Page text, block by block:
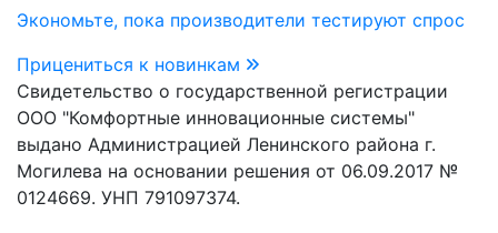
Экономьте, пока производители тестируют спрос
Прицениться к новинкам
Свидетельство о государственной регистрации
ООО "Комфортные инновационные системы"
выдано Администрацией Ленинского района г.
Могилева на основании решения от 06.09.2017 №
0124669. УНП 791097374.